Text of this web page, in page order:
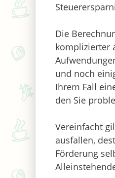
Die
komplizierter
und noch
Ihrem Fall
den Sie
Vereinfacht
ausfallen,
Förderung